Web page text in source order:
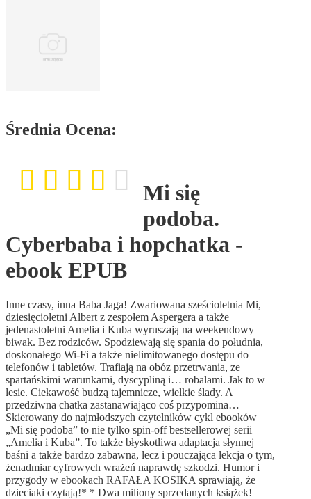
Średnia Ocena:
Mi się
podoba.
Cyberbaba i hopchatka -
ebook EPUB
Inne czasy, inna Baba Jaga! Zwariowana sześcioletnia Mi,
dziesięcioletni Albert z zespołem Aspergera a także
jedenastoletni Amelia i Kuba wyruszają na weekendowy
biwak. Bez rodziców. Spodziewają się spania do południa,
doskonałego Wi-Fi a także nielimitowanego dostępu do
telefonów i tabletów. Trafiają na obóz przetrwania, ze
spartańskimi warunkami, dyscypliną i… robalami. Jak to w
lesie. Ciekawość budzą tajemnicze, wielkie ślady. A
przedziwna chatka zastanawiająco coś przypomina…
Skierowany do najmłodszych czytelników cykl ebooków
„Mi się podoba” to nie tylko spin-off bestsellerowej serii
„Amelia i Kuba”. To także błyskotliwa adaptacja słynnej
baśni a także bardzo zabawna, lecz i pouczająca lekcja o tym,
żenadmiar cyfrowych wrażeń naprawdę szkodzi. Humor i
przygody w ebookach RAFAŁA KOSIKA sprawiają, że
dzieciaki czytają!* * Dwa miliony sprzedanych książek!